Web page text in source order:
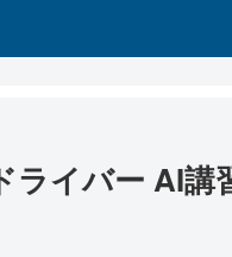
ライバー AI講